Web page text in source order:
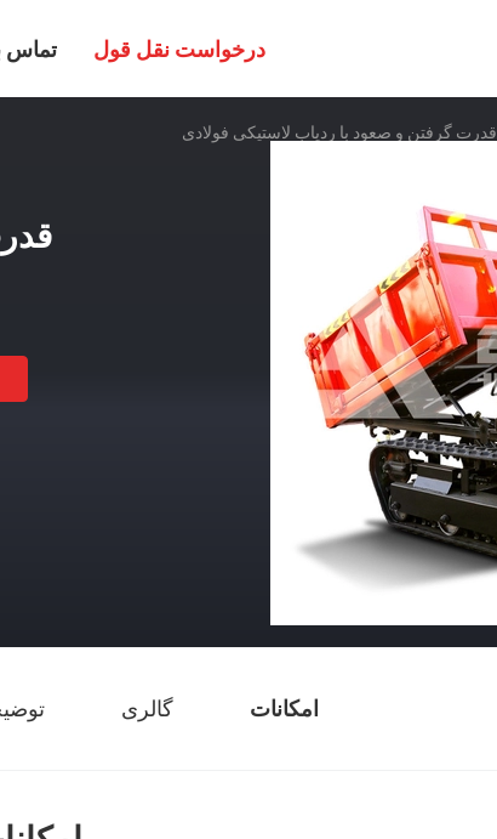
تماس درخواست نقل قول
قدرت گرفتن و صعود با ردیاب لاستیکی فولادی
امکانات گالری